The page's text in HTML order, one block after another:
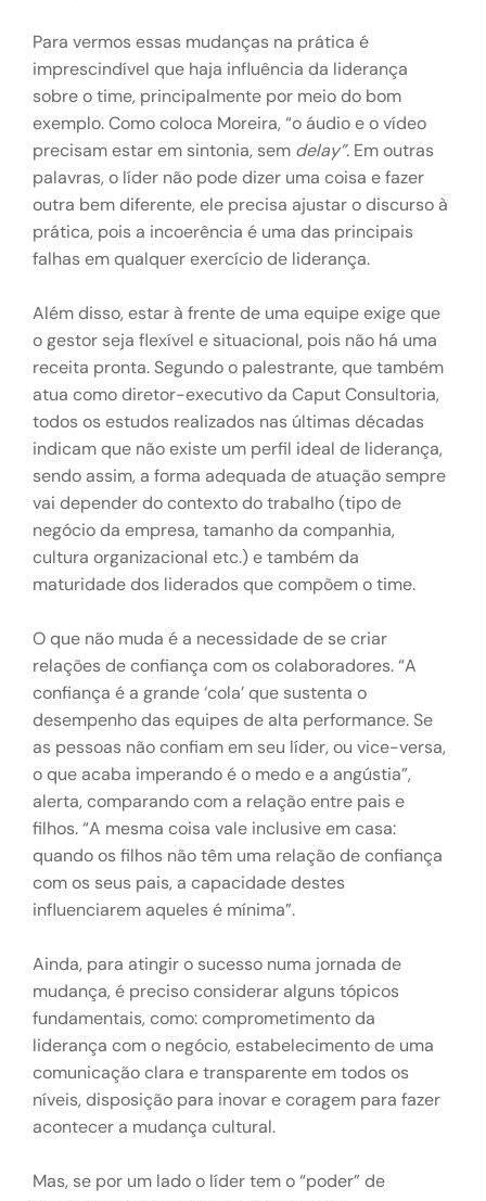
Para vermos essas mudanças na prática é
imprescindível que haja influência da liderança
sobre o time, principalmente por meio do bom
exemplo. Como coloca Moreira, “o áudio e o vídeo
precisam estar em sintonia, sem delay”. Em outras
palavras, o líder não pode dizer uma coisa e fazer
outra bem diferente, ele precisa ajustar o discurso à
prática, pois a incoerência é uma das principais
falhas em qualquer exercício de liderança.
Além disso, estar à frente de uma equipe exige que
o gestor seja flexível e situacional, pois não há uma
receita pronta. Segundo o palestrante, que também
atua como diretor-executivo da Caput Consultoria,
todos os estudos realizados nas últimas décadas
indicam que não existe um perfil ideal de liderança,
sendo assim, a forma adequada de atuação sempre
vai depender do contexto do trabalho (tipo de
negócio da empresa, tamanho da companhia,
cultura organizacional etc.) e também da
maturidade dos liderados que compõem o time.
O que não muda é a necessidade de se criar
relações de confiança com os colaboradores. “A
confiança é a grande ‘cola’ que sustenta o
desempenho das equipes de alta performance. Se
as pessoas não confiam em seu líder, ou vice-versa,
o que acaba imperando é o medo e a angústia”,
alerta, comparando com a relação entre pais e
filhos. “A mesma coisa vale inclusive em casa:
quando os filhos não têm uma relação de confiança
com os seus pais, a capacidade destes
influenciarem aqueles é mínima”.
Ainda, para atingir o sucesso numa jornada de
mudança, é preciso considerar alguns tópicos
fundamentais, como: comprometimento da
liderança com o negócio, estabelecimento de uma
comunicação clara e transparente em todos os
níveis, disposição para inovar e coragem para fazer
acontecer a mudança cultural.
Mas, se por um lado o líder tem o “poder” de